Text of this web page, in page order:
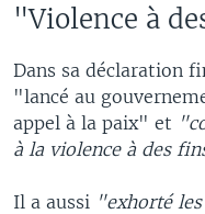
"Violence à
Dans sa déclaration
"lancé au
appel à la paix" et
à la violence à des
Il a aussi "exhorté